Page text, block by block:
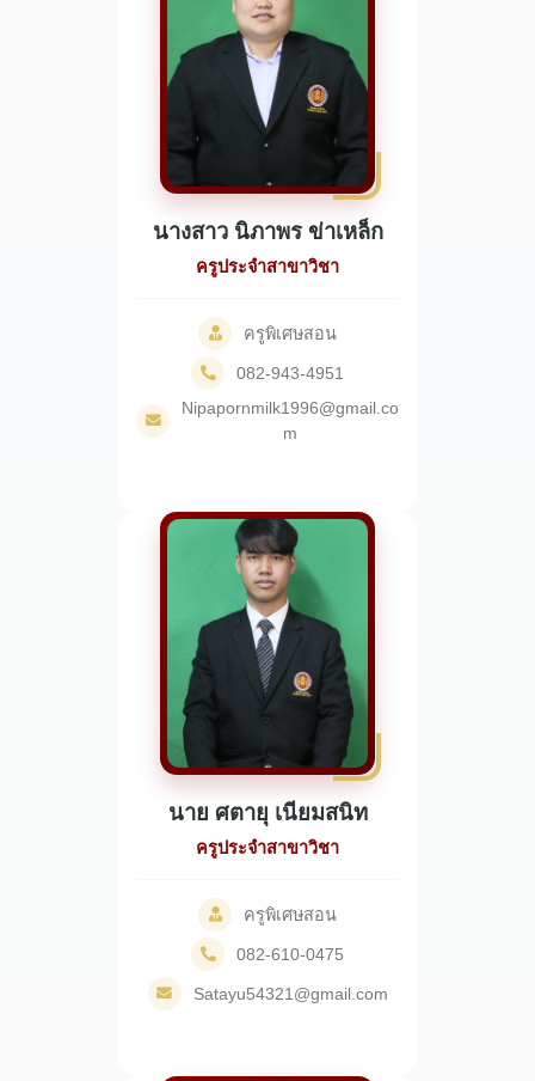
นางสาว นิภาพร ข่าเหล็ก
ครูประจำสาขาวิชา
ครูพิเศษสอน
082-943-4951
Nipapornmilk1996@gmail.co
m
นาย ศตายุ เนียมสนิท
ครูประจำสาขาวิชา
ครูพิเศษสอน
082-610-0475
Satayu54321@gmail.com